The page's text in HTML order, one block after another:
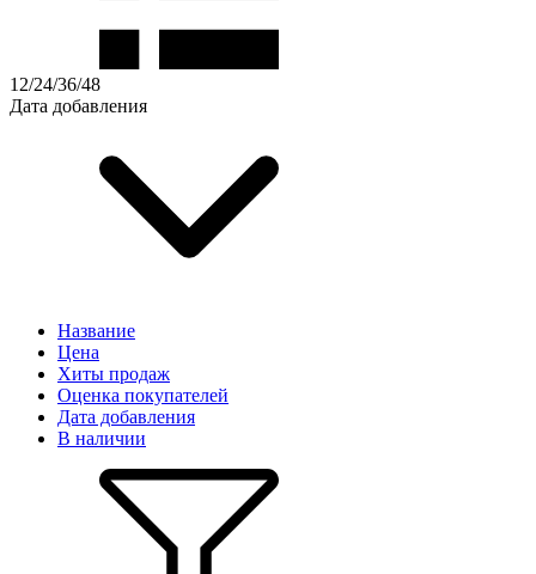
12/24/36/48
Дата добавления
Название
Цена
Хиты продаж
Оценка покупателей
Дата добавления
В наличии